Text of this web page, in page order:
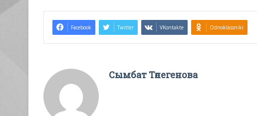
Facebook Twitter VKontakte Odnoklassniki
Сымбат Төлегенова